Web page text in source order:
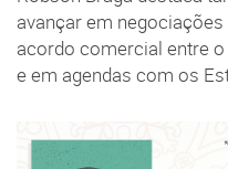
avançar em
acordo comercial entre
e em agendas com os